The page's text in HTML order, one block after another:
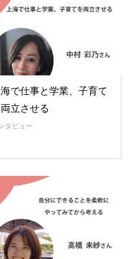
海で仕事と学業、子育て
立させる
タビュー